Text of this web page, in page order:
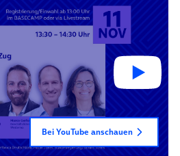
Bei YouTube anschauen